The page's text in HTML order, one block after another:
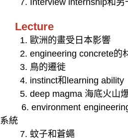
7. Interview internship和另
Lecture
1. 歐洲的畫受日本影響
2. engineering concrete的
3. 鳥的遷徙
4. instinct和learning ability
5. deep magma 海底火山
6. environment
系統
7. 蚊子和蒼蠅